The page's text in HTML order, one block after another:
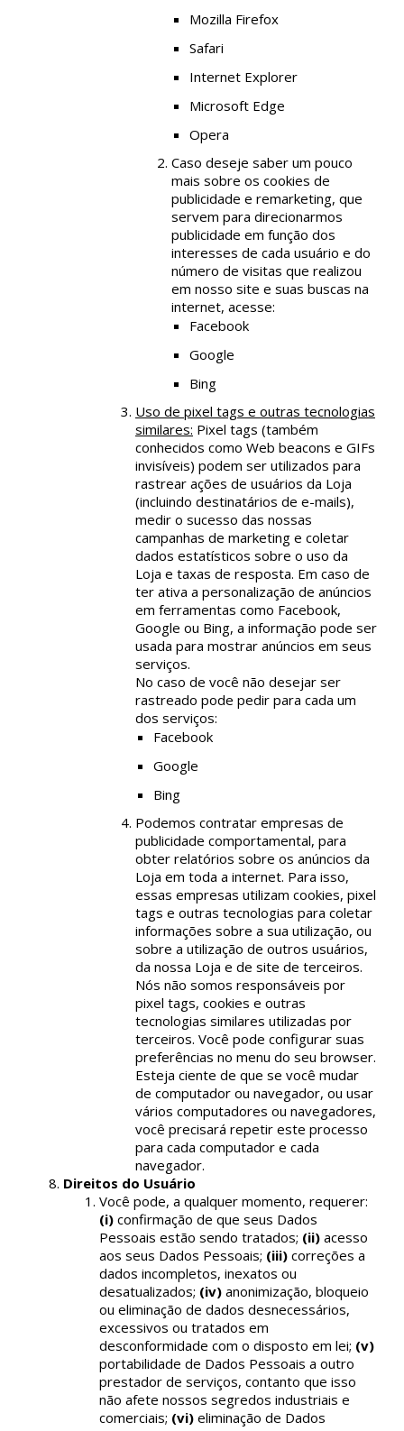
Mozilla Firefox
Safari
Internet Explorer
Microsoft Edge
Opera
Caso deseje saber um pouco
mais sobre os cookies de
publicidade e remarketing, que
servem para direcionarmos
publicidade em função dos
interesses de cada usuário e do
número de visitas que realizou
em nosso site e suas buscas na
internet, acesse:
Facebook
Google
Bing
Uso de pixel tags e outras tecnologias
similares: Pixel tags (também
conhecidos como Web beacons e GIFs
invisíveis) podem ser utilizados para
rastrear ações de usuários da Loja
(incluindo destinatários de e-mails),
medir o sucesso das nossas
campanhas de marketing e coletar
dados estatísticos sobre o uso da
Loja e taxas de resposta. Em caso de
ter ativa a personalização de anúncios
em ferramentas como Facebook,
Google ou Bing, a informação pode ser
usada para mostrar anúncios em seus
serviços.
No caso de você não desejar ser
rastreado pode pedir para cada um
dos serviços:
Facebook
Google
Bing
Podemos contratar empresas de
publicidade comportamental, para
obter relatórios sobre os anúncios da
Loja em toda a internet. Para isso,
essas empresas utilizam cookies, pixel
tags e outras tecnologias para coletar
informações sobre a sua utilização, ou
sobre a utilização de outros usuários,
da nossa Loja e de site de terceiros.
Nós não somos responsáveis por
pixel tags, cookies e outras
tecnologias similares utilizadas por
terceiros. Você pode configurar suas
preferências no menu do seu browser.
Esteja ciente de que se você mudar
de computador ou navegador, ou usar
vários computadores ou navegadores,
você precisará repetir este processo
para cada computador e cada
navegador.
Direitos do Usuário
Você pode, a qualquer momento, requerer:
(i) confirmação de que seus Dados
Pessoais estão sendo tratados; (ii) acesso
aos seus Dados Pessoais; (iii) correções a
dados incompletos, inexatos ou
desatualizados; (iv) anonimização, bloqueio
ou eliminação de dados desnecessários,
excessivos ou tratados em
desconformidade com o disposto em lei; (v)
portabilidade de Dados Pessoais a outro
prestador de serviços, contanto que isso
não afete nossos segredos industriais e
comerciais; (vi) eliminação de Dados